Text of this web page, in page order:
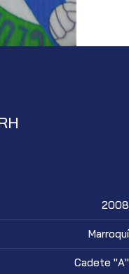
2008
Marroquí
Cadete "A"